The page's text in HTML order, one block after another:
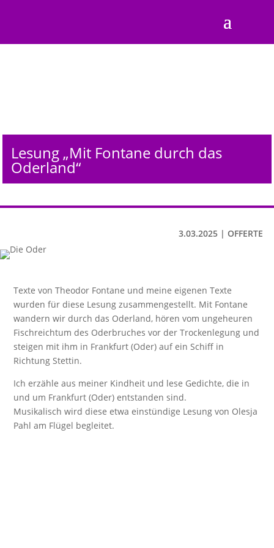
Lesung „Mit Fontane durch das
Oderland“
3.03.2025 | OFFERTE
Texte von Theodor Fontane und meine eigenen Texte
wurden für diese Lesung zusammengestellt. Mit Fontane
wandern wir durch das Oderland, hören vom ungeheuren
Fischreichtum des Oderbruches vor der Trockenlegung und
steigen mit ihm in Frankfurt (Oder) auf ein Schiff in
Richtung Stettin.
Ich erzähle aus meiner Kindheit und lese Gedichte, die in
und um Frankfurt (Oder) entstanden sind.
Musikalisch wird diese etwa einstündige Lesung von Olesja
Pahl am Flügel begleitet.